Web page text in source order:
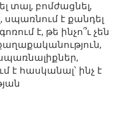
տալ, բոմժացնել,
է քանդել
է, թե ինչո՞ւ չեն
քաղաքականություն,
է հասկանալ՝ ինչ է